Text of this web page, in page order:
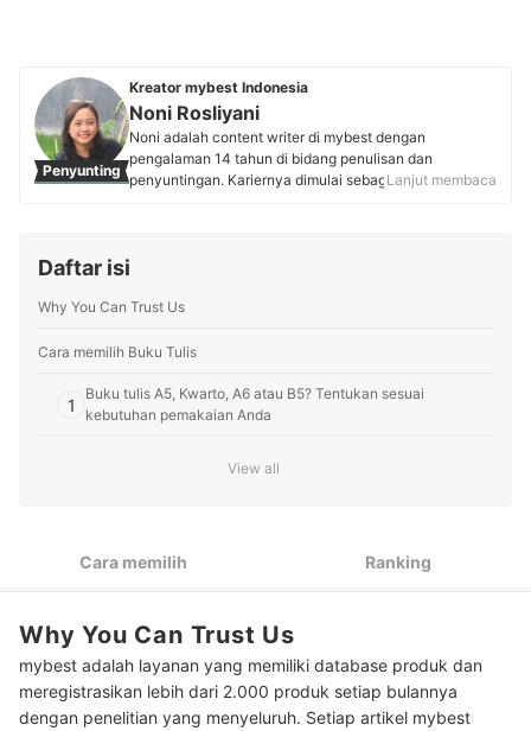
Penyunting
Kreator mybest Indonesia
Noni Rosliyani
Noni adalah content writer di mybest dengan
pengalaman 14 tahun di bidang penulisan dan
penyuntingan. Kariernya dimulai sebagai editor buku,
rekomendasi yang dibagikan Noni untuk membantu
Profil Noni Rosliyani
Lanjut membaca
Daftar isi
Why You Can Trust Us
Cara memilih Buku Tulis
1
Buku tulis A5, Kwarto, A6 atau B5? Tentukan sesuai
kebutuhan pemakaian Anda
Sesuaikan pula ketebalan buku dengan intensitas pemakaian
Peringkat Buku Tulis Terbaik
View all
Cara memilih Ranking
Why You Can Trust Us
mybest adalah layanan yang memiliki database produk dan
meregistrasikan lebih dari 2.000 produk setiap bulannya
dengan penelitian yang menyeluruh. Setiap artikel mybest